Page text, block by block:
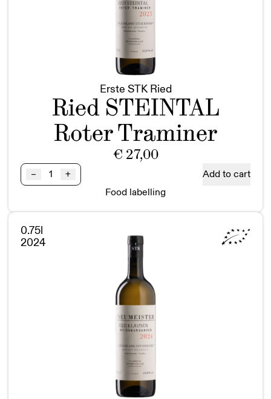
Erste STK Ried
Ried STEINTAL
Roter Traminer
€ 27,00
–
Ried
STEINTAL
Traminer
BIO
quantity
+
Add to cart
Food labelling
0.75l
2024